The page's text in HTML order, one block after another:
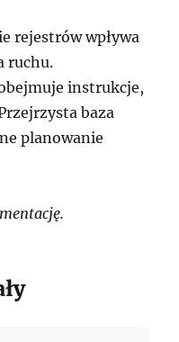
rejestrów wpływa
ruchu.
instrukcje,
baza
planowanie